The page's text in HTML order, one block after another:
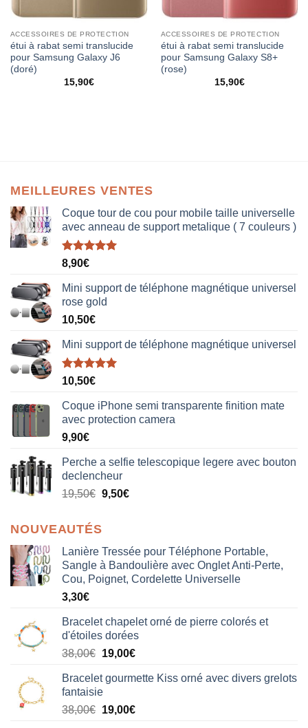
ACCESSOIRES DE PROTECTION
étui à rabat semi translucide
pour Samsung Galaxy J6
(doré)
15,90€
ACCESSOIRES DE PROTECTION
étui à rabat semi translucide
pour Samsung Galaxy S8+
(rose)
15,90€
MEILLEURES VENTES
Coque tour de cou pour mobile taille universelle
avec anneau de support metalique ( 7 couleurs )
Note5.00
8,90€
Mini support de téléphone magnétique universel
rose gold
10,50€
Mini support de téléphone magnétique universel
Note5.00
10,50€
Coque iPhone semi transparente finition mate
avec protection camera
9,90€
Perche a selfie telescopique legere avec bouton
declencheur
19,50€ 9,50€
NOUVEAUTÉS
Lanière Tressée pour Téléphone Portable,
Sangle à Bandoulière avec Onglet Anti-Perte,
Cou, Poignet, Cordelette Universelle
3,30€
Bracelet chapelet orné de pierre colorés et
d'étoiles dorées
38,00€ Le
initial
était :
38,00€.
19,00€Le
actuel
19,00€.
Bracelet gourmette Kiss orné avec divers grelots
fantaisie
38,00€ Le
19,00€Le